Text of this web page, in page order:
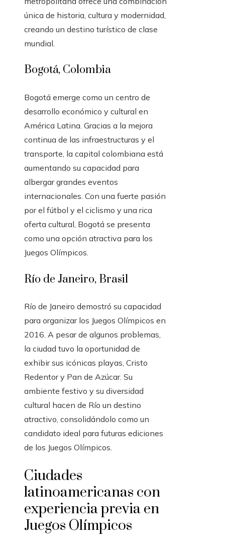
única de historia, cultura y modernidad,
creando un destino turístico de clase
mundial.
Bogotá, Colombia
Bogotá emerge como un centro de
desarrollo económico y cultural en
América Latina. Gracias a la mejora
continua de las infraestructuras y el
transporte, la capital colombiana está
aumentando su capacidad para
albergar grandes eventos
internacionales. Con una fuerte pasión
por el fútbol y el ciclismo y una rica
oferta cultural, Bogotá se presenta
como una opción atractiva para los
Juegos Olímpicos.
Río de Janeiro, Brasil
Río de Janeiro demostró su capacidad
para organizar los Juegos Olímpicos en
2016. A pesar de algunos problemas,
la ciudad tuvo la oportunidad de
exhibir sus icónicas playas, Cristo
Redentor y Pan de Azúcar. Su
ambiente festivo y su diversidad
cultural hacen de Río un destino
atractivo, consolidándolo como un
candidato ideal para futuras ediciones
de los Juegos Olímpicos.
Ciudades
latinoamericanas con
experiencia previa en
Juegos Olímpicos